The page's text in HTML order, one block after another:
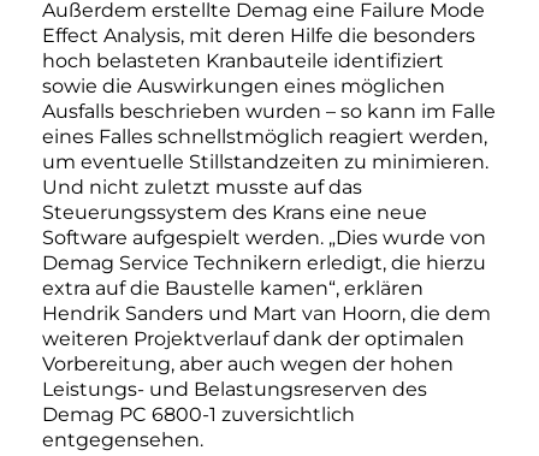
Außerdem erstellte Demag eine Failure Mode
Effect Analysis, mit deren Hilfe die besonders
hoch belasteten Kranbauteile identifiziert
sowie die Auswirkungen eines möglichen
Ausfalls beschrieben wurden – so kann im Falle
eines Falles schnellstmöglich reagiert werden,
um eventuelle Stillstandzeiten zu minimieren.
Und nicht zuletzt musste auf das
Steuerungssystem des Krans eine neue
Software aufgespielt werden. „Dies wurde von
Demag Service Technikern erledigt, die hierzu
extra auf die Baustelle kamen“, erklären
Hendrik Sanders und Mart van Hoorn, die dem
weiteren Projektverlauf dank der optimalen
Vorbereitung, aber auch wegen der hohen
Leistungs- und Belastungsreserven des
Demag PC 6800-1 zuversichtlich
entgegensehen.